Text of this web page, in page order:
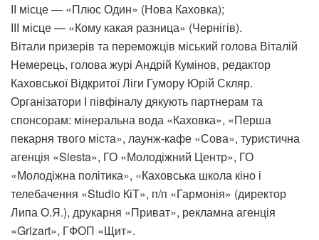
ІІ місце — «Плюс Один» (Нова Каховка);
ІІІ місце — «Кому какая разница» (Чернігів).
Вітали призерів та переможців міський голова Віталій
Немерець, голова журі Андрій Кумінов, редактор
Каховської Відкритої Ліги Гумору Юрій Скляр.
Організатори І півфіналу дякують партнерам та
спонсорам: мінеральна вода «Каховка», «Перша
пекарня твого міста», лаунж-кафе «Сова», туристична
агенція «Siesta», ГО «Молодіжний Центр», ГО
«Молодіжна політика», «Каховська школа кіно і
телебачення «Studio КіТ», п/п «Гармонія» (директор
Липа О.Я.), друкарня «Приват», рекламна агенція
«Grizart», ГФОП «Щит».